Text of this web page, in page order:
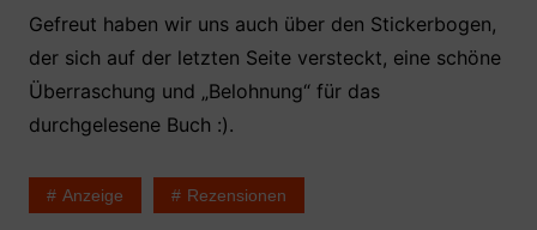
Gefreut haben wir uns auch über den Stickerbogen,
der sich auf der letzten Seite versteckt, eine schöne
Überraschung und „Belohnung“ für das
durchgelesene Buch :).
Anzeige Rezensionen